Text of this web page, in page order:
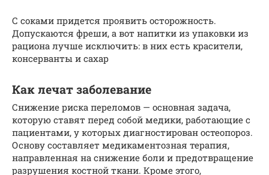
С соками придется проявить осторожность.
Допускаются фреши, а вот напитки из упаковки из
рациона лучше исключить: в них есть красители,
консерванты и сахар
Как лечат заболевание
Снижение риска переломов — основная задача,
которую ставят перед собой медики, работающие с
пациентами, у которых диагностирован остеопороз.
Основу составляет медикаментозная терапия,
направленная на снижение боли и предотвращение
разрушения костной ткани. Кроме этого,